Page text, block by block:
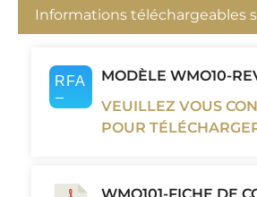
Informations téléchargeables
MODÈLE WMO10-
VEUILLEZ VOUS
POUR